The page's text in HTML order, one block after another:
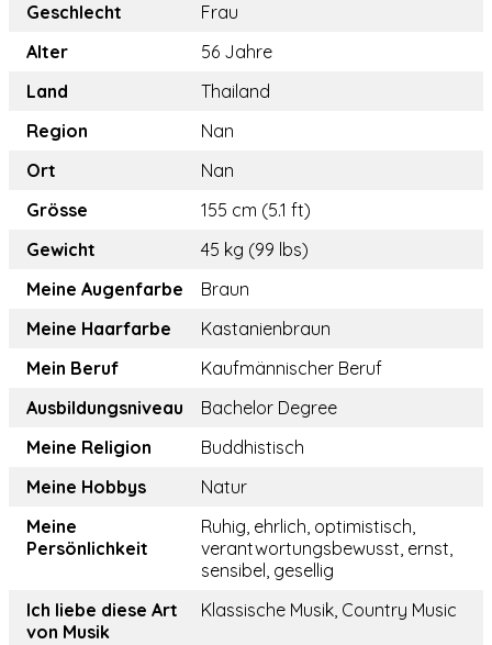
Geschlecht
Frau
Alter
56 Jahre
Land
Thailand
Region
Nan
Ort
Nan
Grösse
155 cm (5.1 ft)
Gewicht
45 kg (99 lbs)
Meine Augenfarbe
Braun
Meine Haarfarbe
Kastanienbraun
Mein Beruf
Kaufmännischer Beruf
Ausbildungsniveau
Bachelor Degree
Meine Religion
Buddhistisch
Meine Hobbys
Natur
Meine
Persönlichkeit
Ruhig, ehrlich, optimistisch,
verantwortungsbewusst, ernst,
sensibel, gesellig
Ich liebe diese Art
von Musik
Klassische Musik, Country Music